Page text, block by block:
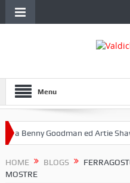
Menu
Benny Goodman ed Artie Shaw
HOME BLOGS
MOSTRE